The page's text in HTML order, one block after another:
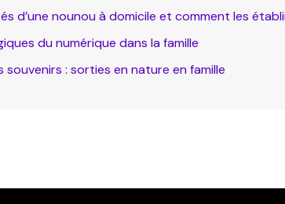
d’une nounou à domicile et comment les
du numérique dans la famille
souvenirs : sorties en nature en famille